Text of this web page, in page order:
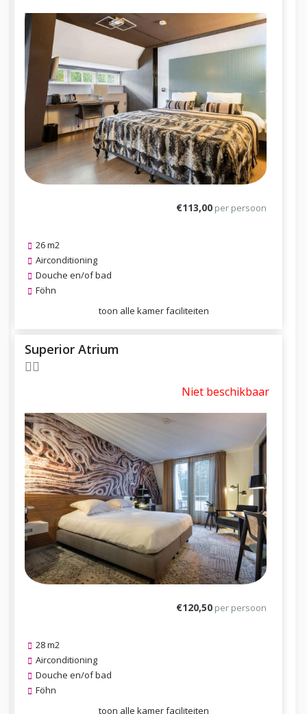
€113,00 per persoon
26 m2
Airconditioning
Douche en/of bad
Föhn
toon alle kamer faciliteiten
Superior Atrium
Niet beschikbaar
€120,50 per persoon
28 m2
Airconditioning
Douche en/of bad
Föhn
toon alle kamer faciliteiten